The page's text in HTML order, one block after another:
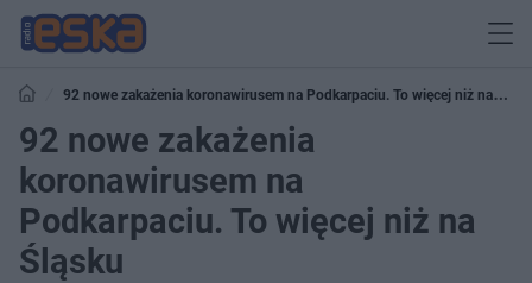
92 nowe zakażenia koronawirusem na Podkarpaciu. To więcej niż na
Śląsku
92 nowe zakażenia
koronawirusem na
Podkarpaciu. To więcej niż na
Śląsku